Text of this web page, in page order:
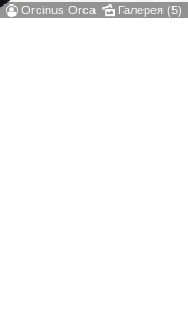
 Orcinus Orca  Галерея (5)